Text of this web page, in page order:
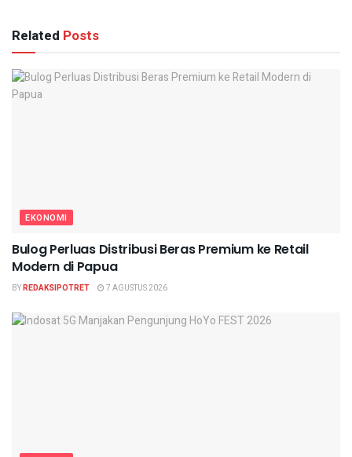
Related Posts
EKONOMI
Bulog Perluas Distribusi Beras Premium ke Retail
Modern di Papua
BYREDAKSIPOTRET 7 AGUSTUS 2026